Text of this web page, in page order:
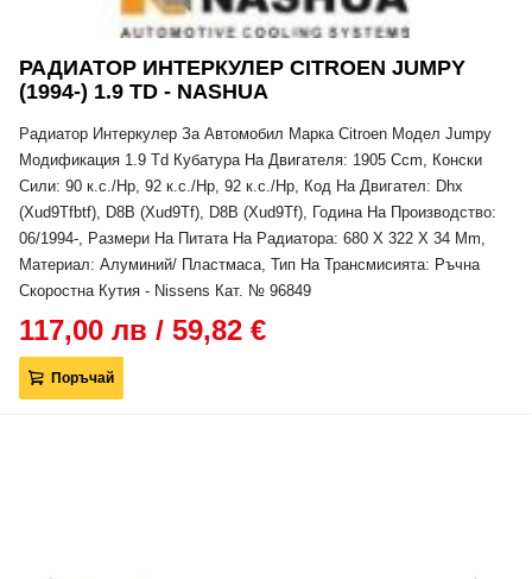
РАДИАТОР ИНТЕРКУЛЕР CITROEN JUMPY
(1994-) 1.9 TD - NASHUA
Радиатор Интеркулер За Автомобил Марка Citroen Модел Jumpy
Модификация 1.9 Td Кубатура На Двигателя: 1905 Ccm, Конски
Сили: 90 к.с./Hp, 92 к.с./Hp, 92 к.с./Hp, Код На Двигател: Dhx
(Xud9Tfbtf), D8B (Xud9Tf), D8B (Xud9Tf), Година На Производство:
06/1994-, Размери На Питата На Радиатора: 680 X 322 X 34 Mm,
Материал: Алуминий/ Пластмаса, Тип На Трансмисията: Ръчна
Скоростна Кутия - Nissens Кат. № 96849
117,00 лв / 59,82 €
Поръчай